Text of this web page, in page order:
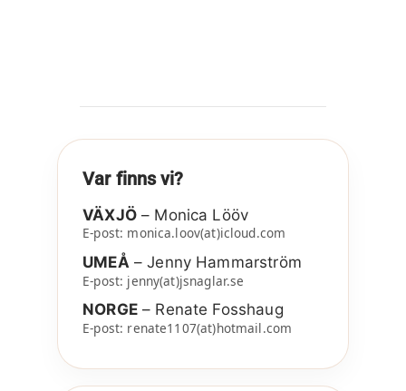
Var finns vi?
VÄXJÖ– Monica Lööv
E-post: monica.loov(at)icloud.com
UMEÅ – Jenny Hammarström
E-post: jenny(at)jsnaglar.se
NORGE– Renate Fosshaug
E-post: renate1107(at)hotmail.com